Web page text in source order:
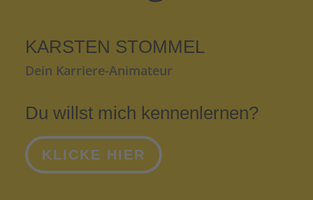
KARSTEN STOMMEL
Dein Karriere-Animateur
Du willst mich kennenlernen?
KLICKE HIER